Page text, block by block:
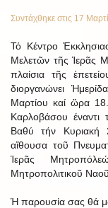
Συντάχθηκε στις 17
Τό Κέντρο
Μελετῶν τῆς Ἱερᾶς
πλαίσια τῆς
διοργανώνει
Μαρτίου καί ὥρα
Καρλοβάσου
Βαθύ τήν
αἴθουσα τοῦ
Ἱερᾶς
Μητροπολιτικοῦ
Ἡ παρουσία σας θά